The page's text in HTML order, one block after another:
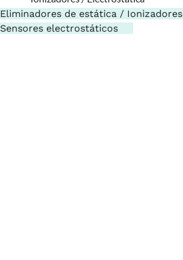
Eliminadores de estática / Ionizadores
Sensores electrostáticos